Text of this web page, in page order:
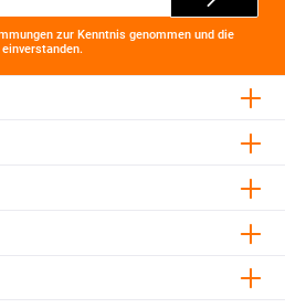
zur Kenntnis genommen und die